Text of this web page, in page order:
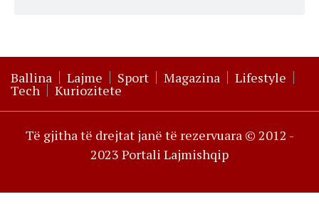
Ballina Lajme Sport Magazina Lifestyle
Tech Kuriozitete
Të gjitha të drejtat janë të rezervuara © 2012 -
2023 Portali Lajmishqip